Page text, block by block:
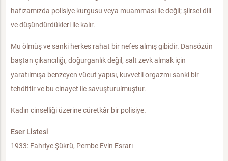
hafızamızda polisiye kurgusu veya muamması ile değil; şiirsel dili
ve düşündürdükleri ile kalır.
Mu ölmüş ve sanki herkes rahat bir nefes almış gibidir. Dansözün
baştan çıkarıcılığı, doğurganlık değil, salt zevk almak için
yaratılmışa benzeyen vücut yapısı, kuvvetli orgazmı sanki bir
tehdittir ve bu cinayet ile savuşturulmuştur.
Kadın cinselliği üzerine cüretkâr bir polisiye.
Eser Listesi
1933: Fahriye Şükrü, Pembe Evin Esrarı